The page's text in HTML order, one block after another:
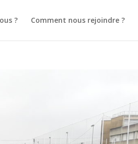
? Comment nous rejoindre ?